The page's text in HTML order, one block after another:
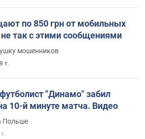
по 850 грн от мобильных
так с этими сообщениями
мошенников
т.
"Динамо" забил
10-й минуте матча. Видео
Польше